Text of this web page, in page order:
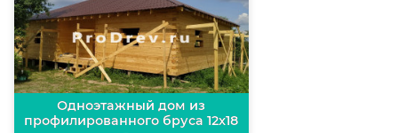
Одноэтажный дом из
профилированного бруса 12х18